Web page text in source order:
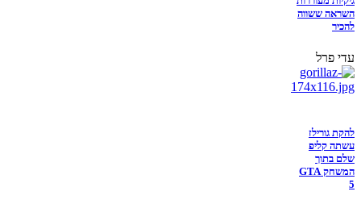
השראה ששווה
להכיר
עדי פרל
להקת גורילז
עשתה קליפ
שלם בתוך
המשחק GTA
5